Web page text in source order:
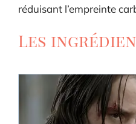
réduisant l’empreinte
Les